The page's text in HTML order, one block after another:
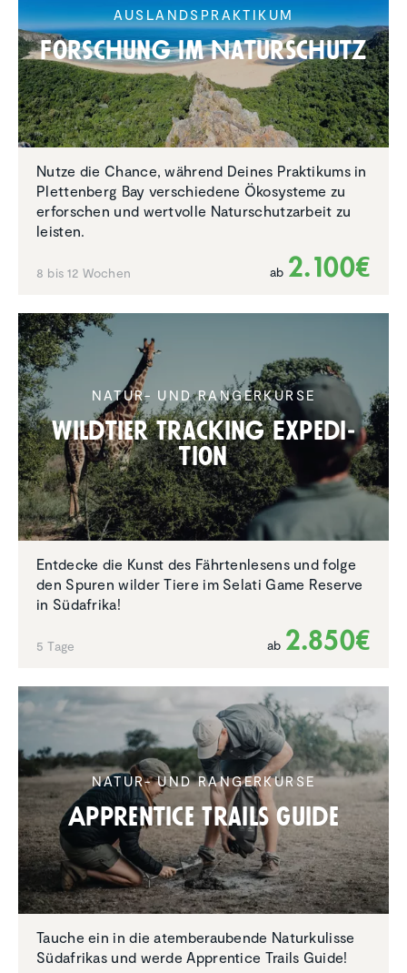
AUSLANDS­PRAK­TIKUM
Forschung im Natur­schutz
Nutze die Chance, während Deines Praktikums in
Plettenberg Bay verschiedene Ökosysteme zu
erforschen und wertvolle Naturschutzarbeit zu
leisten.
8 bis 12 Wochen ab 2.100€
NATUR- UND RANGERKURSE
Wildtier Tracking Expedi­
tion
Entdecke die Kunst des Fährtenlesens und folge
den Spuren wilder Tiere im Selati Game Reserve
in Südafrika!
5 Tage ab 2.850€
NATUR- UND RANGERKURSE
Appren­tice Trails Guide
Tauche ein in die atemberaubende Naturkulisse
Südafrikas und werde Apprentice Trails Guide!